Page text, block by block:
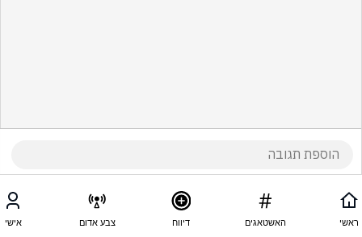
ראשי האשטאגים דיווח צבע אדום אישי